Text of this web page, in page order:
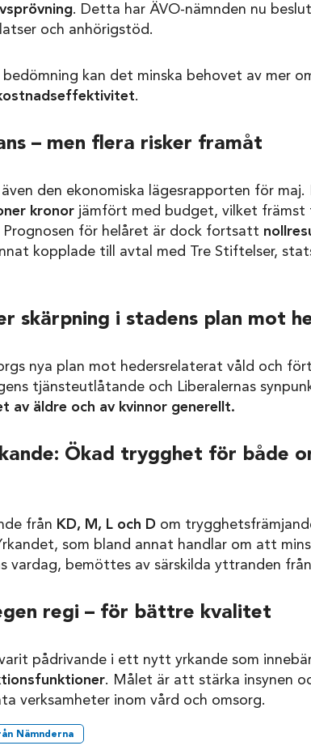
. Detta har ÄVO-nämnden nu
och anhörigstöd.
kan det minska behovet av mer
.
– men flera risker framåt
den ekonomiska lägesrapporten för
kronorjämfört med budget, vilket främst
Prognosen för helåret är dock fortsatt
kopplade till avtal med Tre Stiftelser,
skärpning i stadens plan mot
nya plan mot hedersrelaterat våld och
tjänsteutlåtande och Liberalernas
av äldre och av kvinnor generellt.
Ökad trygghet för både
från KD, M, L och Dom
som bland annat handlar om att
vardag, bemöttes av särskilda yttranden från
regi – för bättre kvalitet
pådrivande i ett nytt yrkande som
. Målet är att stärka insynen
verksamheter inom vård och omsorg.
Nämnderna